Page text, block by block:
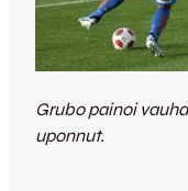
Grubo painoi
uponnut.